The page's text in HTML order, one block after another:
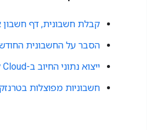
קבלת חשבונית, דף חשבון
הסבר על החשבונית
ייצוא נתוני החיוב ב-Cloud ל-BigQuery
חשבוניות מפוצלות